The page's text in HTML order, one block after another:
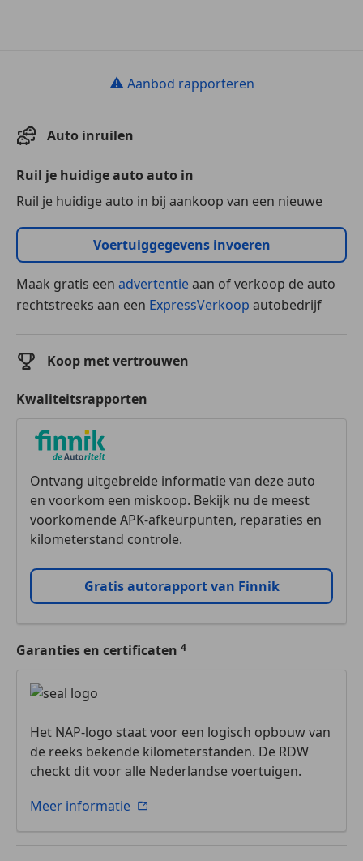
⚠ Aanbod rapporteren
Auto inruilen
Ruil je huidige auto auto in
Ruil je huidige auto in bij aankoop van een nieuwe
Voertuiggegevens invoeren
Maak gratis een advertentieaan of verkoop de auto
rechtstreeks aan een ExpressVerkoop autobedrijf
Koop met vertrouwen
Kwaliteitsrapporten
Ontvang uitgebreide informatie van deze auto
en voorkom een miskoop. Bekijk nu de meest
voorkomende APK-afkeurpunten, reparaties en
kilometerstand controle.
Gratis autorapport van Finnik
Garanties en certificaten
Het NAP-logo staat voor een logisch opbouw van
de reeks bekende kilometerstanden. De RDW
checkt dit voor alle Nederlandse voertuigen.
Meer informatie